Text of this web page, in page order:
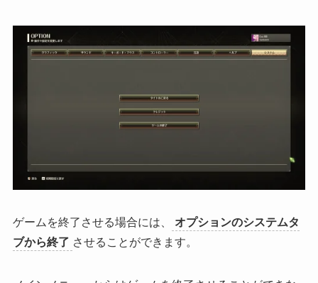
ゲームを終了させる場合には、
オプションのシステムタ
ブから終了 させることができます。